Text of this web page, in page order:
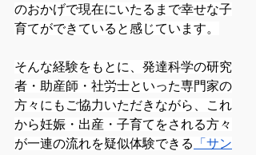
のおかげで現在にいたるまで幸せな子
育てができていると感じています。
そんな経験をもとに、発達科学の研究
者・助産師・社労士といった専門家の
方々にもご協力いただきながら、これ
から妊娠・出産・子育てをされる方々
が一連の流れを疑似体験できる
「サン